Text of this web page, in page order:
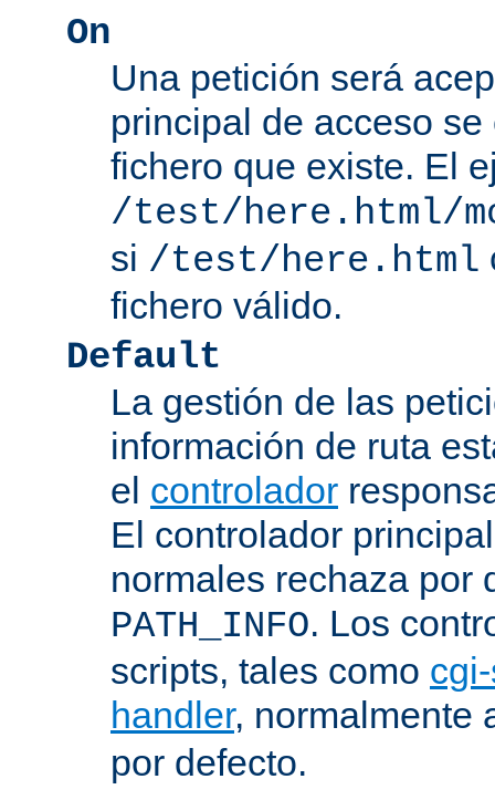
On
Una petición será
principal de acceso
fichero que existe. El
/test/here.html/
si /test/here.html
fichero válido.
Default
La gestión de las
información de ruta
el controlador
El controlador
normales rechaza por
PATH_INFO. Los
scripts, tales como
handler, normalmente
por defecto.